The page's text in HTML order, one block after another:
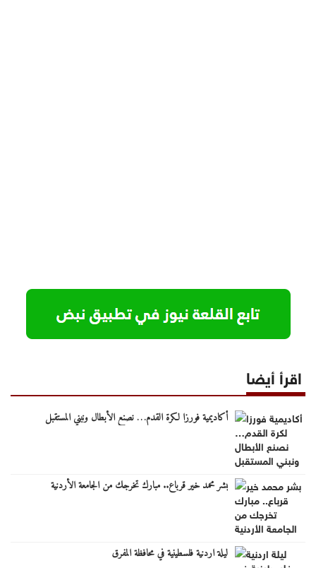
اقرأ أيضا
أكاديمية فورزا لكرة القدم… نصنع الأبطال ونبني المستقبل
بشر محمد خير قرباع.. مبارك تخرجك من الجامعة الأردنية
ليلة اردنية فلسطينية في محافظة المفرق